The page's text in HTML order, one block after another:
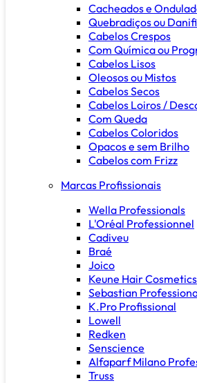
Cacheados e
Quebradiços ou
Cabelos Crespos
Com Química ou
Cabelos Lisos
Oleosos ou Mistos
Cabelos Secos
Cabelos Loiros /
Com Queda
Cabelos Coloridos
Opacos e sem Brilho
Cabelos com Frizz
Marcas Profissionais
Wella Professionals
L'Oréal Professionnel
Cadiveu
Braé
Joico
Keune Hair Cosmetics
Sebastian
K.Pro Profissional
Lowell
Redken
Senscience
Alfaparf Milano
Truss